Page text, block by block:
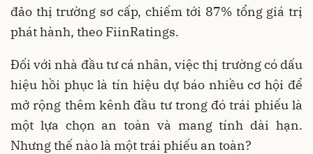
đảo thị trường sơ cấp, chiếm tới 87% tổng giá trị
phát hành, theo FiinRatings.
Đối với nhà đầu tư cá nhân, việc thị trường có dấu
hiệu hồi phục là tín hiệu dự báo nhiều cơ hội để
mở rộng thêm kênh đầu tư trong đó trái phiếu là
một lựa chọn an toàn và mang tính dài hạn.
Nhưng thế nào là một trái phiếu an toàn?